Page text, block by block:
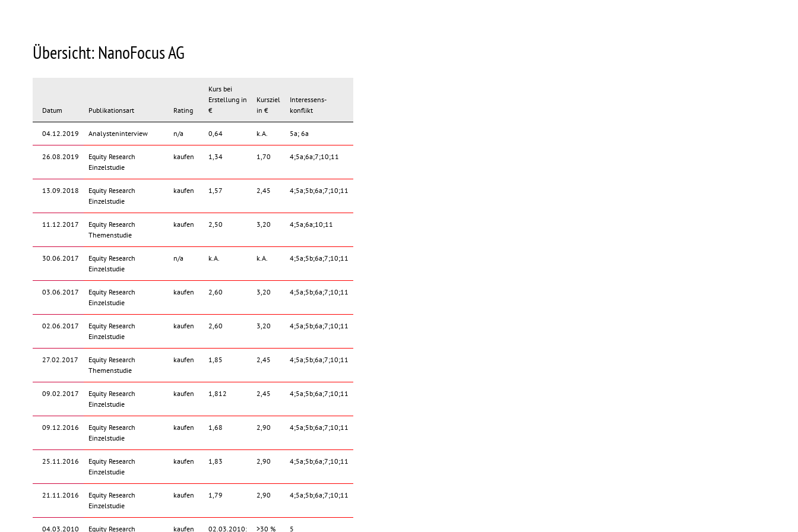
Übersicht: NanoFocus AG
Datum Publikationsart Rating
Kurs bei
Erstellung in
€
Kursziel
in €
Interessens-
konflikt
04.12.2019 Analysteninterview n/a 0,64 k.A. 5a; 6a
26.08.2019
Equity Research
Einzelstudie
kaufen 1,34 1,70 4;5a;6a;7;10;11
13.09.2018
Equity Research
Einzelstudie
kaufen 1,57 2,45 4;5a;5b;6a;7;10;11
11.12.2017
Equity Research
Themenstudie
kaufen 2,50 3,20 4;5a;6a;10;11
30.06.2017
Equity Research
Einzelstudie
n/a k.A. k.A. 4;5a;5b;6a;7;10;11
03.06.2017
Equity Research
Einzelstudie
kaufen 2,60 3,20 4;5a;5b;6a;7;10;11
02.06.2017
Equity Research
Einzelstudie
kaufen 2,60 3,20 4;5a;5b;6a;7;10;11
27.02.2017
Equity Research
Themenstudie
kaufen 1,85 2,45 4;5a;5b;6a;7;10;11
09.02.2017
Equity Research
Einzelstudie
kaufen 1,812 2,45 4;5a;5b;6a;7;10;11
09.12.2016
Equity Research
Einzelstudie
kaufen 1,68 2,90 4;5a;5b;6a;7;10;11
25.11.2016
Equity Research
Einzelstudie
kaufen 1,83 2,90 4;5a;5b;6a;7;10;11
21.11.2016
Equity Research
Einzelstudie
kaufen 1,79 2,90 4;5a;5b;6a;7;10;11
04.03.2010 Equity Research kaufen 02.03.2010: >30 % 5